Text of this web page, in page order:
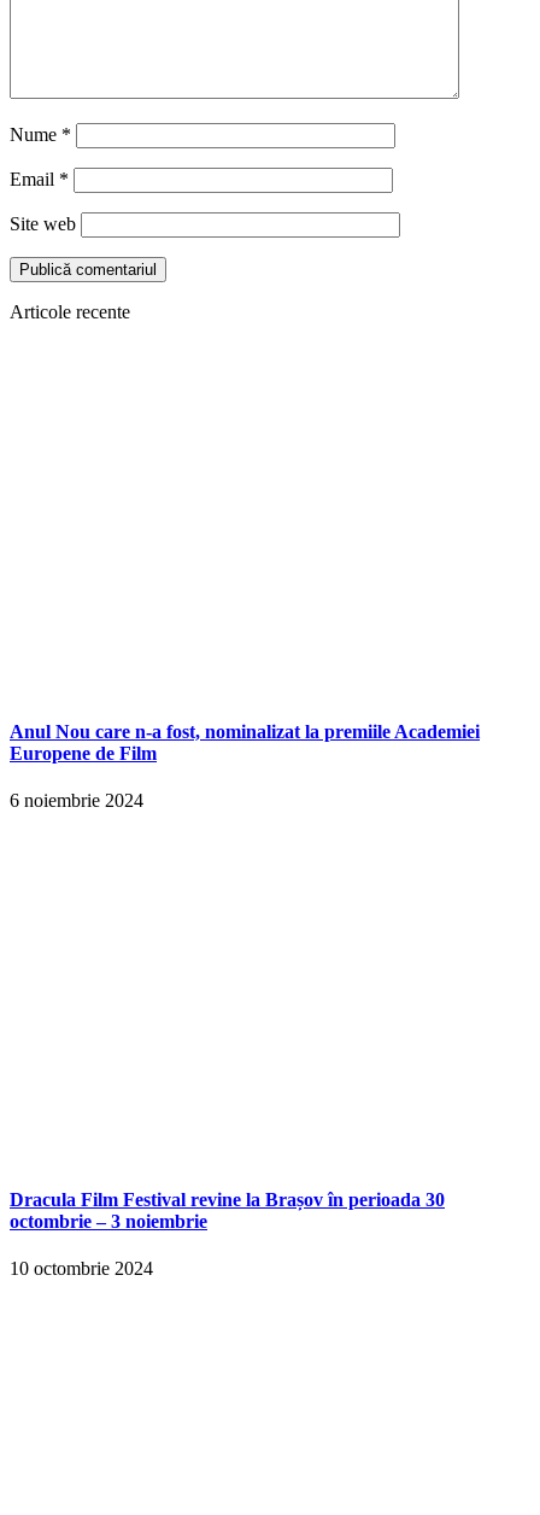
Nume *
Email *
Site web
Articole recente
Anul Nou care n-a fost, nominalizat la premiile Academiei
Europene de Film
6 noiembrie 2024
Dracula Film Festival revine la Brașov în perioada 30
octombrie – 3 noiembrie
10 octombrie 2024